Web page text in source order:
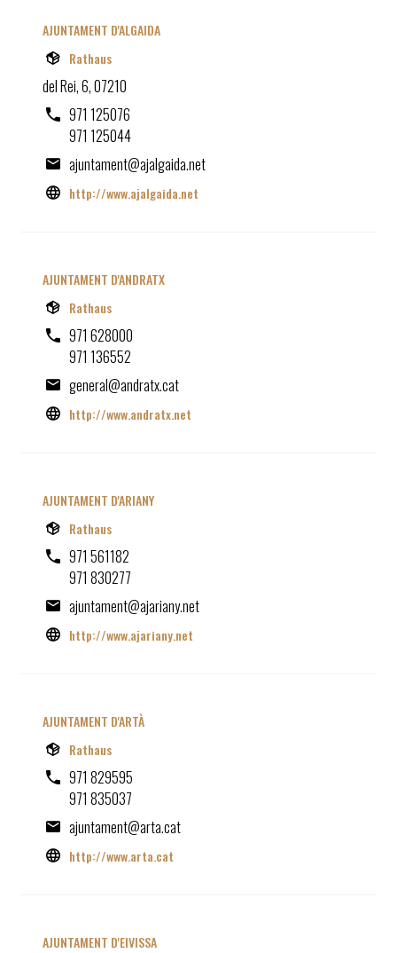
AJUNTAMENT D'ALGAIDA
Rathaus
del Rei, 6, 07210
971 125076
971 125044
ajuntament@ajalgaida.net
http://www.ajalgaida.net
AJUNTAMENT D'ANDRATX
Rathaus
971 628000
971 136552
general@andratx.cat
http://www.andratx.net
AJUNTAMENT D'ARIANY
Rathaus
971 561182
971 830277
ajuntament@ajariany.net
http://www.ajariany.net
AJUNTAMENT D'ARTÀ
Rathaus
971 829595
971 835037
ajuntament@arta.cat
http://www.arta.cat
AJUNTAMENT D'EIVISSA